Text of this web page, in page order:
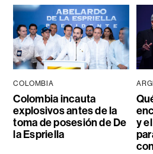
COLOMBIA
Colombia incauta
explosivos antes de la
toma de posesión de De
la Espriella
y